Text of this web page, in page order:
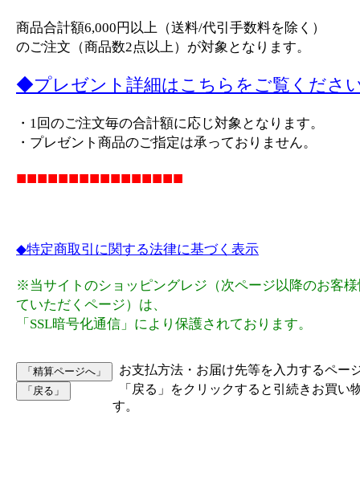
商品合計額6,000円以上（送料/代引手数料を除く）
のご注文（商品数2点以上）が対象となります。
◆プレゼント詳細はこちらをご覧くださ
・1回のご注文毎の合計額に応じ対象となります。
・プレゼント商品のご指定は承っておりません。
■■■■■■■■■■■■■■■■
◆特定商取引に関する法律に基づく表示
※当サイトのショッピングレジ（次ページ以降のお客
ていただくページ）は、
「SSL暗号化通信」により保護されております。
お支払方法・お届け先等を入力するペー
「戻る」をクリックすると引続きお買い
す。